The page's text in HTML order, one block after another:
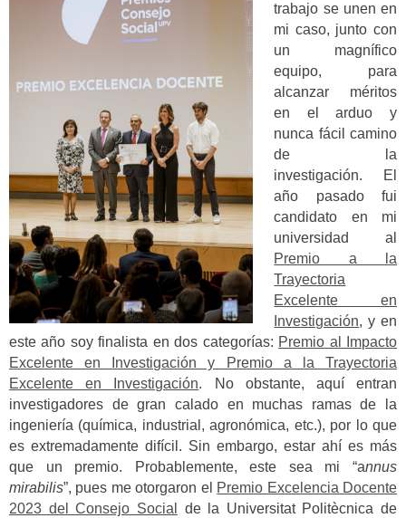
trabajo se unen en
mi caso, junto con
un magnífico
equipo, para
alcanzar méritos
en el arduo y
nunca fácil camino
de la
investigación. El
año pasado fui
candidato en mi
universidad al
Premio a la
Trayectoria
Excelente en
Investigación, y en
este año soy finalista en dos categorías: Premio al Impacto
Excelente en Investigación y Premio a la Trayectoria
Excelente en Investigación. No obstante, aquí entran
investigadores de gran calado en muchas ramas de la
ingeniería (química, industrial, agronómica, etc.), por lo que
es extremadamente difícil. Sin embargo, estar ahí es más
que un premio. Probablemente, este sea mi “annus
mirabilis”, pues me otorgaron el Premio Excelencia Docente
2023 del Consejo Social
de la Universitat Politècnica de